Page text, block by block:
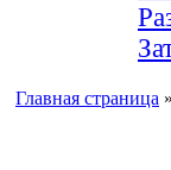
Главная страница »